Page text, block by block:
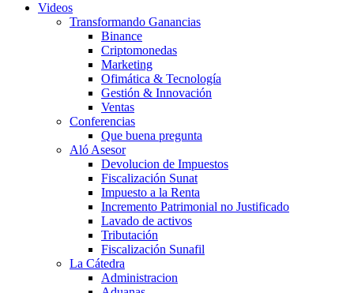
Videos
Transformando Ganancias
Binance
Criptomonedas
Marketing
Ofimática & Tecnología
Gestión & Innovación
Ventas
Conferencias
Que buena pregunta
Aló Asesor
Devolucion de Impuestos
Fiscalización Sunat
Impuesto a la Renta
Incremento Patrimonial no Justificado
Lavado de activos
Tributación
Fiscalización Sunafil
La Cátedra
Administracion